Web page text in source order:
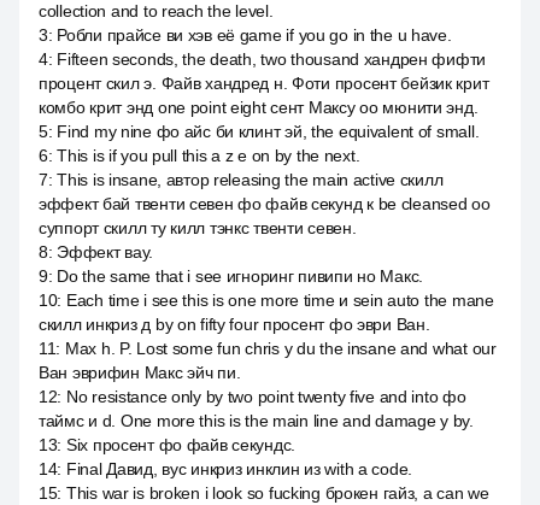
collection and to reach the level.
3: Робли прайсе ви хэв её game if you go in the u have.
4: Fifteen seconds, the death, two thousand хандрен фифти
процент скил э. Файв хандред н. Фоти просент бейзик крит
комбо крит энд one point eight сент Максу оо мюнити энд.
5: Find my nine фо айс би клинт эй, the equivalent of small.
6:This is if you pull this a z e on by the next.
7:This is insane, автор releasing the main active скилл
эффект бай твенти севен фо файв секунд к be cleansed оо
суппорт скилл ту килл тэнкс твенти севен.
8: Эффект вау.
9: Do the same that i see игноринг пивипи но Макс.
10: Each time i see this is one more time и sein auto the mane
скилл инкриз д by on fifty four просент фо эври Ван.
11: Max h. P. Lost some fun chris у du the insane and what our
Ван эврифин Макс эйч пи.
12: No resistance only by two point twenty five and into фо
таймс и d. One more this is the main line and damage у by.
13: Six просент фо файв секундс.
14: Final Давид, вус инкриз инклин из with a code.
15: This war is broken i look so fucking брокен гайз, а can we